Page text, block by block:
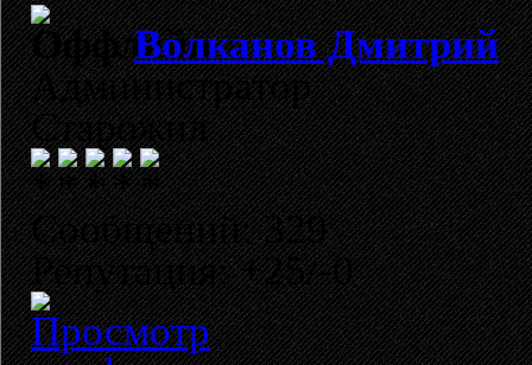
Волканов Дмитрий
Администратор
Старожил
Сообщений: 329
Репутация: +25/-0